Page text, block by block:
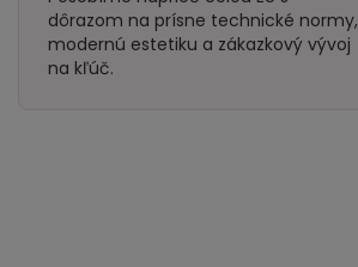
dôrazom na prísne technické normy,
modernú estetiku a zákazkový vývoj
na kľúč.